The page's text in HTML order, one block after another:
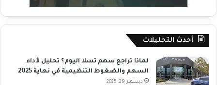
أحدث التحليلات
لماذا تراجع سهم تسلا اليوم؟ تحليل لأداء
السهم والضغوط التنظيمية في نهاية 2025
ديسمبر 29, 2025